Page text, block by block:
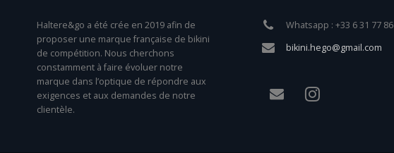
Haltere&go a été crée en 2019 afin de
proposer une marque française de bikini
de compétition. Nous cherchons
constamment à faire évoluer notre
marque dans l’optique de répondre aux
exigences et aux demandes de notre
clientèle.
Whatsapp : +33 6 31 77
bikini.hego@gmail.com